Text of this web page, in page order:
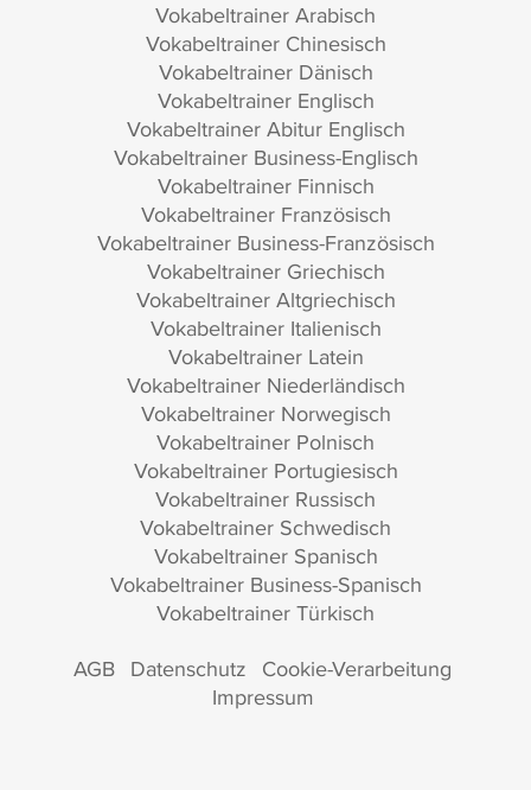
Vokabeltrainer Arabisch
Vokabeltrainer Chinesisch
Vokabeltrainer Dänisch
Vokabeltrainer Englisch
Vokabeltrainer Abitur Englisch
Vokabeltrainer Business-Englisch
Vokabeltrainer Finnisch
Vokabeltrainer Französisch
Vokabeltrainer Business-Französisch
Vokabeltrainer Griechisch
Vokabeltrainer Altgriechisch
Vokabeltrainer Italienisch
Vokabeltrainer Latein
Vokabeltrainer Niederländisch
Vokabeltrainer Norwegisch
Vokabeltrainer Polnisch
Vokabeltrainer Portugiesisch
Vokabeltrainer Russisch
Vokabeltrainer Schwedisch
Vokabeltrainer Spanisch
Vokabeltrainer Business-Spanisch
Vokabeltrainer Türkisch
AGB Datenschutz Cookie-Verarbeitung
Impressum